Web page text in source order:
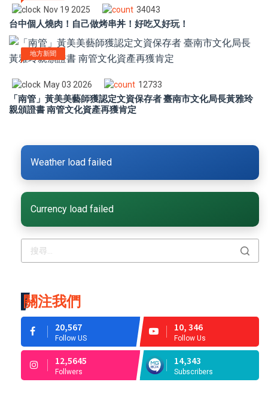
Nov 19 2025 34043
台中個人燒肉！自己做烤串丼！好吃又好玩！
地方新聞
May 03 2026 12733
「南管」黃美美藝師獲認定文資保存者 臺南市文化局長黃雅玲
親頒證書 南管文化資產再獲肯定
Weather load failed
Currency load failed
關注我們
20,567
Follow US
10, 346
Follow Us
12,5645
Follwers
14,343
Subscribers